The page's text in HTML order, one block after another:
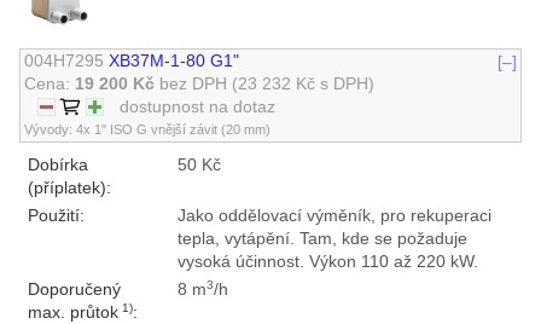
004H7295 XB37M-1-80 G1"
[–]
Cena: 19 200 Kč bez DPH (23 232 Kč s DPH)
dostupnost na dotaz
Vývody: 4x 1" ISO G vnější závit (20 mm)
Dobírka
(příplatek):
50 Kč
Použití:
Jako oddělovací výměník, pro rekuperaci
tepla, vytápění. Tam, kde se požaduje
vysoká účinnost. Výkon 110 až 220 kW.
Doporučený
max. průtok1):
8 m3/h